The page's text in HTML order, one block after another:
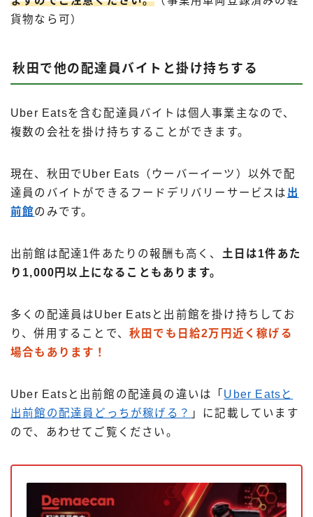
貨物なら可）
秋田で他の配達員バイトと掛け持ちする
Uber Eatsを含む配達員バイトは個人事業主なので、
複数の会社を掛け持ちすることができます。
現在、秋田でUber Eats（ウーバーイーツ）以外で配
達員のバイトができるフードデリバリーサービスは 出
前館のみです。
出前館は配達1件あたりの報酬も高く、 土日は1件あた
り1,000円以上になることもあります。
多くの配達員はUber Eatsと出前館を掛け持ちしてお
り、併用することで、 秋田でも日給2万円近く稼げる
場合もあります！
Uber Eatsと出前館の配達員の違いは「 Uber Eatsと
出前館の配達員どっちが稼げる？ 」に記載しています
ので、あわせてご覧ください。